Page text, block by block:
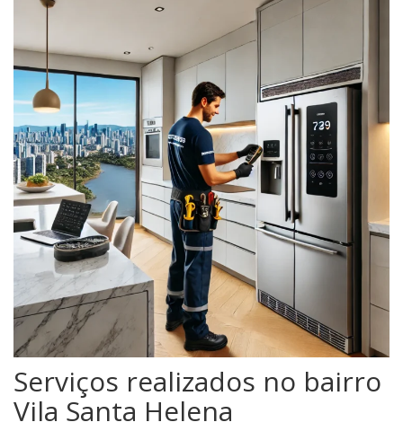
Serviços realizados no bairro
Vila Santa Helena